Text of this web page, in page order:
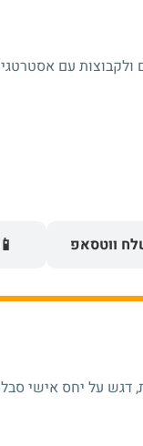
עם
ווטסאפ 📱
פרטית, דגש על יחס